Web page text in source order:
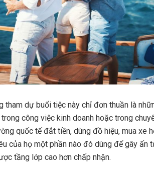
tham dự buổi tiệc này chỉ đơn thuần là
công việc kinh doanh hoặc trong
quốc tế đắt tiền, dùng đồ hiệu, mua xe
của họ một phần nào đó dùng để gây ấn
tầng lớp cao hơn chấp nhận.